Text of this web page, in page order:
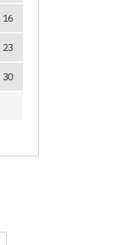
16
23
30